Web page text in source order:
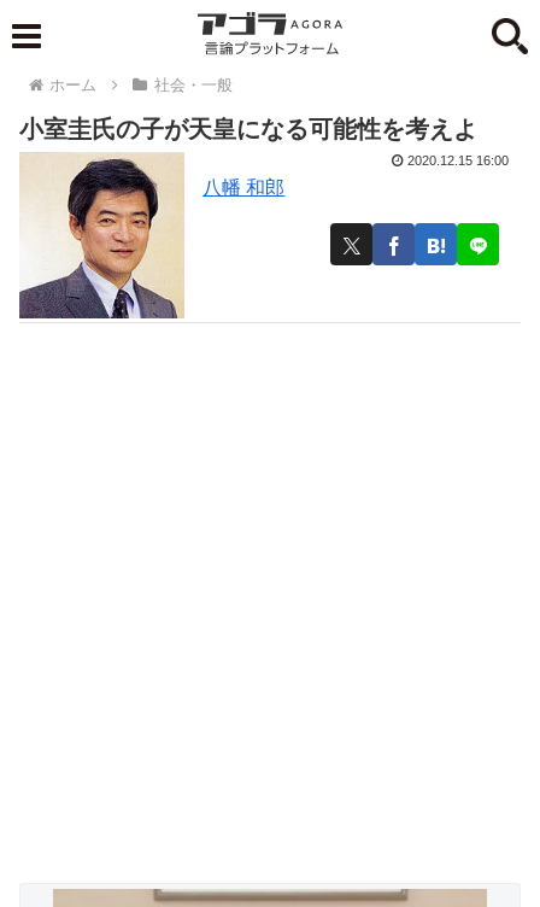
ホーム 社会・一般
小室圭氏の子が天皇になる可能性を考えよ
八幡 和郎
2020.12.15 16:00